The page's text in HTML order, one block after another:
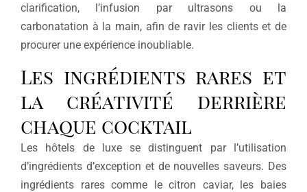
clarification, l’infusion par ultrasons ou la
carbonatation à la main, afin de ravir les clients et de
procurer une expérience inoubliable.
Les ingrédients rares et
la créativité derrière
chaque cocktail
Les hôtels de luxe se distinguent par l’utilisation
d’ingrédients d’exception et de nouvelles saveurs. Des
ingrédients rares comme le citron caviar, les baies